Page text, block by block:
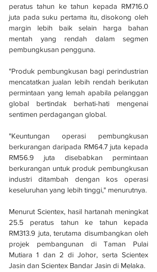
peratus tahun ke tahun kepada RM716.0
juta pada suku pertama itu, disokong oleh
margin lebih baik selain harga bahan
mentah yang rendah dalam segmen
pembungkusan pengguna.
"Produk pembungkusan bagi perindustrian
mencatatkan jualan lebih rendah berikutan
permintaan yang lemah apabila pelanggan
global bertindak berhati-hati mengenai
sentimen perdagangan global.
"Keuntungan operasi pembungkusan
berkurangan daripada RM64.7 juta kepada
RM56.9 juta disebabkan permintaan
berkurangan untuk produk pembungkusan
industri ditambah dengan kos operasi
keseluruhan yang lebih tinggi," menurutnya.
Menurut Scientex, hasil hartanah meningkat
25.5 peratus tahun ke tahun kepada
RM313.9 juta, terutama disumbangkan oleh
projek pembangunan di Taman Pulai
Mutiara 1 dan 2 di Johor, serta Scientex
Jasin dan Scientex Bandar Jasin di Melaka.